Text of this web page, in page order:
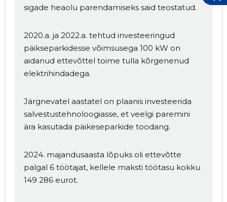
sigade heaolu parendamiseks said teostatud.
2020.a. ja 2022.a. tehtud investeeringud
päikseparkidesse võimsusega 100 kW on
aidanud ettevõttel toime tulla kõrgenenud
elektrihindadega.
Järgnevatel aastatel on plaanis investeerida
salvestustehnoloogiasse, et veelgi paremini
ära kasutada päikeseparkide toodang.
2024. majandusaasta lõpuks oli ettevõtte
palgal 6 töötajat, kellele maksti töötasu kokku
149 286 eurot.